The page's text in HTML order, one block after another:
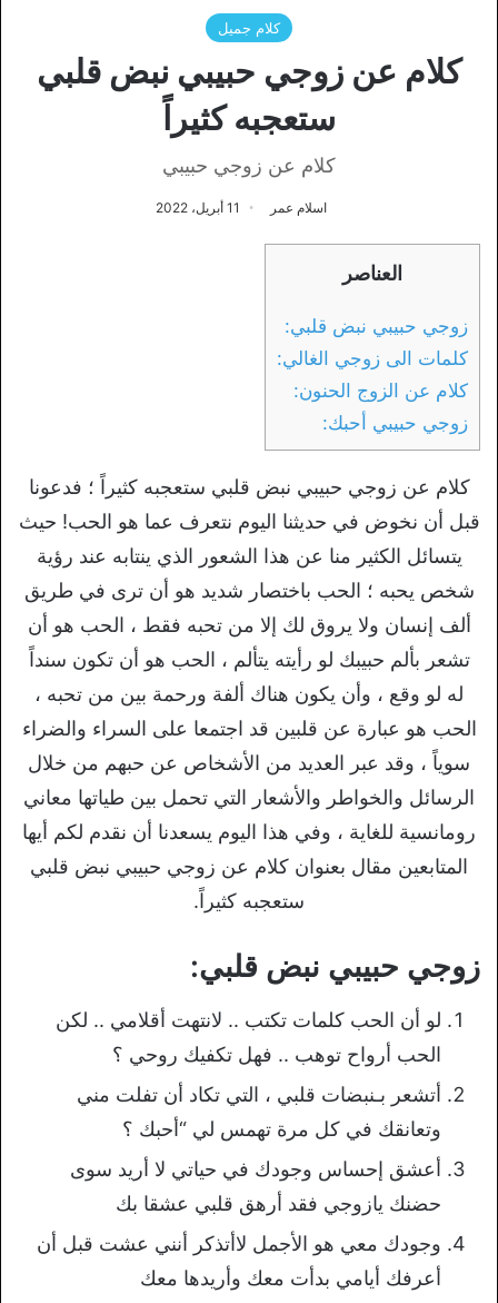
كلام جميل
كلام عن زوجي حبيبي نبض قلبي
ستعجبه كثيراً
كلام عن زوجي حبيبي
اسلام عمر 11 أبريل، 2022
العناصر
زوجي حبيبي نبض قلبي:
كلمات الى زوجي الغالي:
كلام عن الزوج الحنون:
زوجي حبيبي أحبك:
كلام عن زوجي حبيبي نبض قلبي ستعجبه كثيراً ؛ فدعونا
قبل أن نخوض في حديثنا اليوم نتعرف عما هو الحب! حيث
يتسائل الكثير منا عن هذا الشعور الذي ينتابه عند رؤية
شخص يحبه ؛ الحب باختصار شديد هو أن ترى في طريق
ألف إنسان ولا يروق لك إلا من تحبه فقط ، الحب هو أن
تشعر بألم حبيبك لو رأيته يتألم ، الحب هو أن تكون سنداً
له لو وقع ، وأن يكون هناك ألفة ورحمة بين من تحبه ،
الحب هو عبارة عن قلبين قد اجتمعا على السراء والضراء
سوياً ، وقد عبر العديد من الأشخاص عن حبهم من خلال
الرسائل والخواطر والأشعار التي تحمل بين طياتها معاني
رومانسية للغاية ، وفي هذا اليوم يسعدنا أن نقدم لكم أيها
المتابعين مقال بعنوان كلام عن زوجي حبيبي نبض قلبي
ستعجبه كثيراً.
زوجي حبيبي نبض قلبي:
لو أن الحب كلمات تكتب .. لانتهت أقلامي .. لكن
الحب أرواح توهب .. فهل تكفيك روحي ؟
أتشعر بـنبضات قلبي ، التي تكاد أن تفلت مني
وتعانقك في كل مرة تهمس لي “أحبك ؟
أعشق إحساس وجودك في حياتي لا أريد سوى
حضنك يازوجي فقد أرهق قلبي عشقا بك
وجودك معي هو الأجمل لاأتذكر أنني عشت قبل أن
أعرفك أيامي بدأت معك وأريدها معك